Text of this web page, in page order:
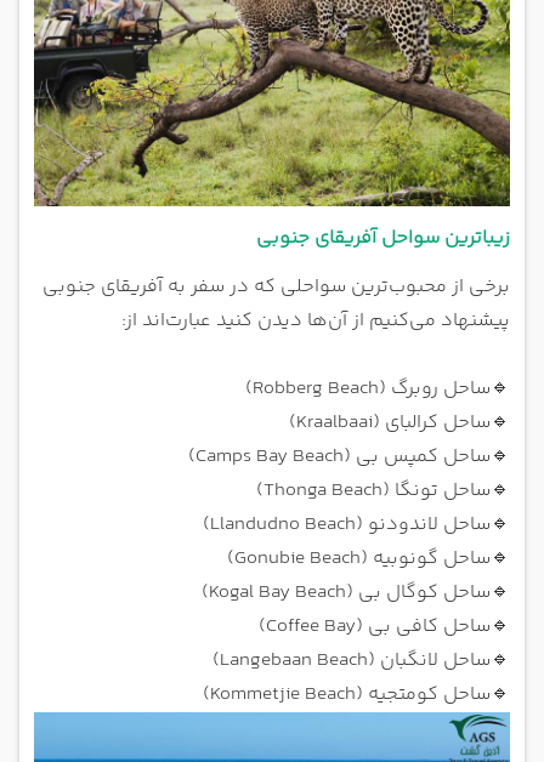
زیباترین سواحل آفریقای جنوبی
برخی از محبوب‌ترین سواحلی که در سفر به آفریقای جنوبی
پیشنهاد می‌کنیم از آن‌ها دیدن کنید عبارت‌اند از:
🔹ساحل روبرگ (Robberg Beach)
🔹ساحل کرالبای (Kraalbaai)
🔹ساحل کمپس بی (Camps Bay Beach)
🔹ساحل تونگا (Thonga Beach)
🔹ساحل لاندودنو (Llandudno Beach)
🔹ساحل گونوبیه (Gonubie Beach)
🔹ساحل کوگال بی (Kogal Bay Beach)
🔹ساحل کافی بی (Coffee Bay)
🔹ساحل لانگبان (Langebaan Beach)
🔹ساحل کومتجیه (Kommetjie Beach)